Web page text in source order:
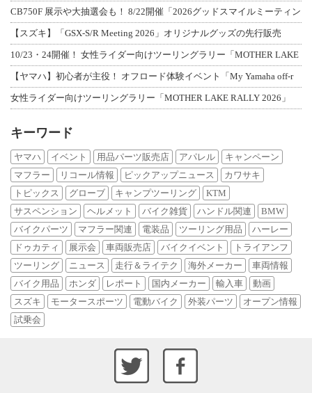
CB750F 展示や大抽選会も！ 8/22開催「2026グッドスマイルミーティン
【スズキ】「GSX-S/R Meeting 2026」オリジナルグッズの先行販売
10/23・24開催！ 女性ライダー向けツーリングラリー「MOTHER LAKE
【ヤマハ】初心者が主役！ オフロード体験イベント「My Yamaha off-r
女性ライダー向けツーリングラリー「MOTHER LAKE RALLY 2026」
キーワード
ヤマハ イベント 用品パーツ販売店 アパレル
キャンペーン
マフラー
リコール情報 ピックアップニュース
カワサキ
トピックス
グローブ キャンプツーリング
KTM
サスペンション
ヘルメット バイク雑貨 ハンドル関連
BMW
バイクパーツ
マフラー関連 電装品 ツーリング用品
ハーレー
ドゥカティ
展示会 車両販売店 バイクイベント
トライアンフ
ツーリング
ニュース 走行＆ライテク 海外メーカー
車両情報
バイク用品
ホンダ レポート 国内メーカー 輸入車
動画
スズキ
モータースポーツ 電動バイク 外装パーツ
オープン情報
試乗会